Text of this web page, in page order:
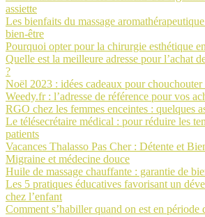
assiette
Les bienfaits du massage
bien-être
Pourquoi opter pour la chirurgie esthétique
Quelle est la meilleure adresse pour l’achat
?
Noël 2023 : idées cadeaux pour chouchouter
Weedy.fr : l’adresse de référence pour vos
RGO chez les femmes enceintes : quelques
Le télésecrétaire médical : pour réduire les
patients
Vacances Thalasso Pas Cher : Détente et
Migraine et médecine douce
Huile de massage chauffante : garantie de
Les 5 pratiques éducatives favorisant un
chez l’enfant
Comment s’habiller quand on est en période